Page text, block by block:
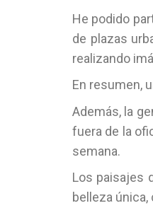
He podido
de plazas
realizando
En resumen,
Además, la
fuera de la
semana.
Los paisajes
belleza